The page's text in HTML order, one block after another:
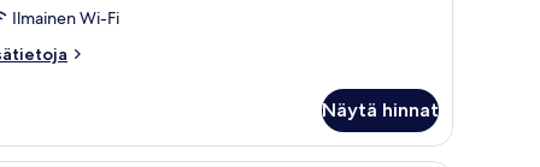
Ilmainen Wi-Fi
Näytä hinnat